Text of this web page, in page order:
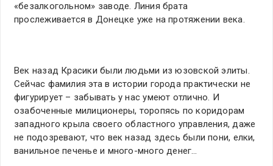
«безалкогольном» заводе. Линия брата
прослеживается в Донецке уже на протяжении века.
Век назад Красики были людьми из юзовской элиты.
Сейчас фамилия эта в истории города практически не
фигурирует – забывать у нас умеют отлично. И
озабоченные милиционеры, торопясь по коридорам
западного крыла своего областного управления, даже
не подозревают, что век назад здесь были пони, елки,
ванильное печенье и много-много денег…